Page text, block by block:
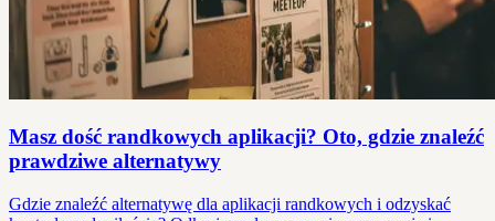
Masz dość randkowych aplikacji? Oto, gdzie znaleźć
prawdziwe alternatywy
Gdzie znaleźć alternatywę dla aplikacji randkowych i odzyskać